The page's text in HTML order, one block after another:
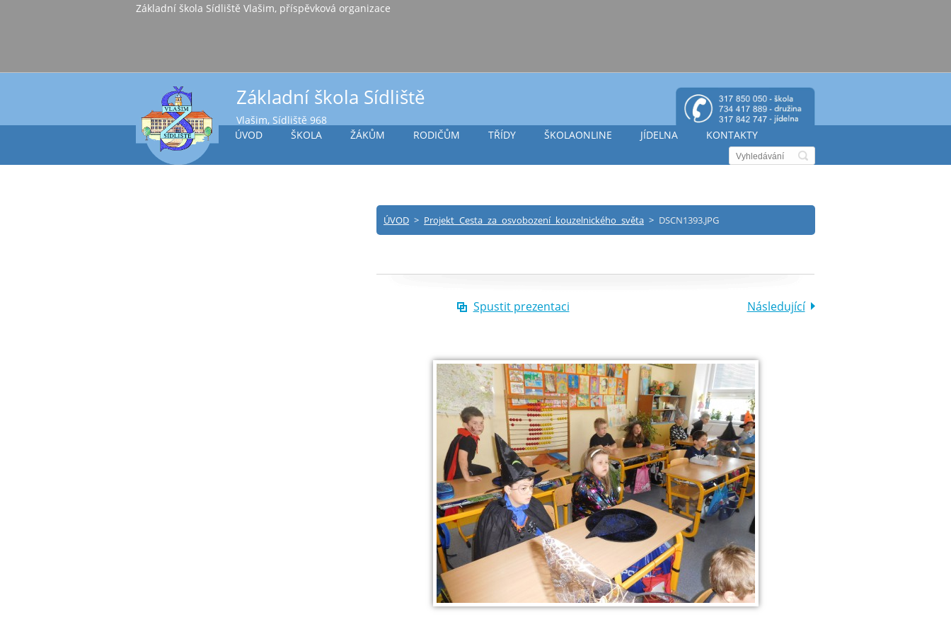
Základní škola Sídliště Vlašim, příspěvková organizace
Základní škola Sídliště
Vlašim, Sídliště 968
ÚVOD
ŠKOLA ŽÁKŮM RODIČŮM TŘÍDY ŠKOLAONLINE JÍDELNA KONTAKTY
ÚVOD > Projekt Cesta za osvobození kouzelnického světa > DSCN1393.JPG
Spustit prezentaci Následující